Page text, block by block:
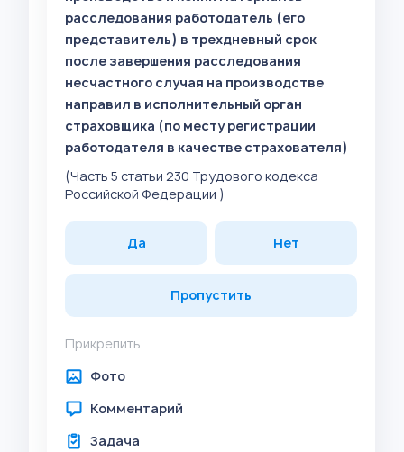
расследования работодатель (его
представитель) в трехдневный срок
после завершения расследования
несчастного случая на производстве
направил в исполнительный орган
страховщика (по месту регистрации
работодателя в качестве страхователя)
(Часть 5 статьи 230 Трудового кодекса
Российской Федерации )
Да Нет
Пропустить
Прикрепить
Фото
Комментарий
Задача